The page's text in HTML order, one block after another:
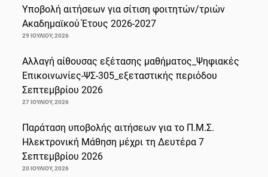
Υποβολή αιτήσεων για σίτιση φοιτητών/τριών
Ακαδημαϊκού Έτους 2026-2027
29 ΙΟΥΛΊΟΥ, 2026
Αλλαγή αίθουσας εξέτασης μαθήματος_Ψηφιακές
Επικοινωνίες-ΨΣ-305_εξεταστικής περιόδου
Σεπτεμβρίου 2026
27 ΙΟΥΛΊΟΥ, 2026
Παράταση υποβολής αιτήσεων για το Π.Μ.Σ.
Ηλεκτρονική Μάθηση μέχρι τη Δευτέρα 7
Σεπτεμβρίου 2026
20 ΙΟΥΛΊΟΥ, 2026